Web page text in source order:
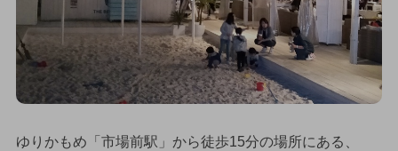
ゆりかもめ「市場前駅」から徒歩15分の場所にある、